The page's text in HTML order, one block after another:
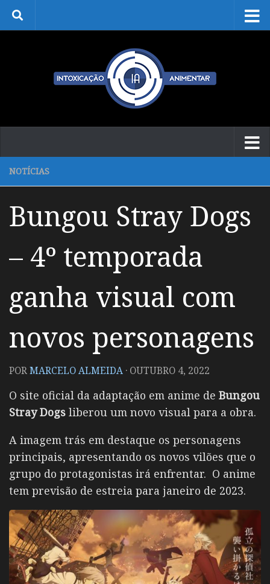
Skip to content
NOTÍCIAS
Bungou Stray Dogs
– 4º temporada
ganha visual com
novos personagens
PORMARCELO ALMEIDA · OUTUBRO 4, 2022
O site oficial da adaptação em anime de Bungou
Stray Dogs liberou um novo visual para a obra.
A imagem trás em destaque os personagens
principais, apresentando os novos vilões que o
grupo do protagonistas irá enfrentar. O anime
tem previsão de estreia para janeiro de 2023.